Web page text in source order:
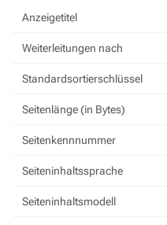
Anzeigetitel
Weiterleitungen nach
Standardsortierschlüssel
Seitenlänge (in Bytes)
Seitenkennnummer
Seiteninhaltssprache
Seiteninhaltsmodell